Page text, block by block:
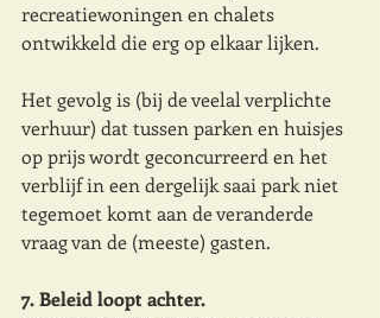
recreatiewoningen en chalets
ontwikkeld die erg op elkaar lijken.
Het gevolg is (bij de veelal verplichte
verhuur) dat tussen parken en huisjes
op prijs wordt geconcurreerd en het
verblijf in een dergelijk saai park niet
tegemoet komt aan de veranderde
vraag van de (meeste) gasten.
7. Beleid loopt achter.